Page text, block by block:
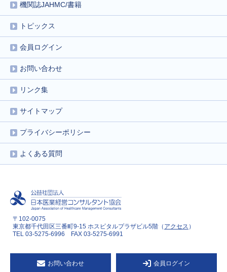
機関誌JAHMC/書籍
トピックス
会員ログイン
お問い合わせ
リンク集
サイトマップ
プライバシーポリシー
よくある質問
〒102-0075
東京都千代田区三番町9-15 ホスピタルプラザビル5階（ アクセス ）
TEL 03-5275-6996 FAX 03-5275-6991
お問い合わせ 会員ログイン